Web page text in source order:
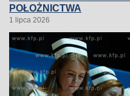
POŁOŻNICTWA
1 lipca 2026